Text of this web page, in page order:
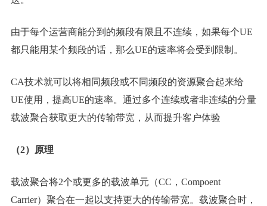
由于每个运营商能分到的频段有限且不连续，如果每个UE
都只能用某个频段的话，那么UE的速率将会受到限制。
CA技术就可以将相同频段或不同频段的资源聚合起来给
UE使用，提高UE的速率。通过多个连续或者非连续的分量
载波聚合获取更大的传输带宽，从而提升客户体验
（2）原理
载波聚合将2个或更多的载波单元（CC，Compoent
Carrier）聚合在一起以支持更大的传输带宽。载波聚合时，